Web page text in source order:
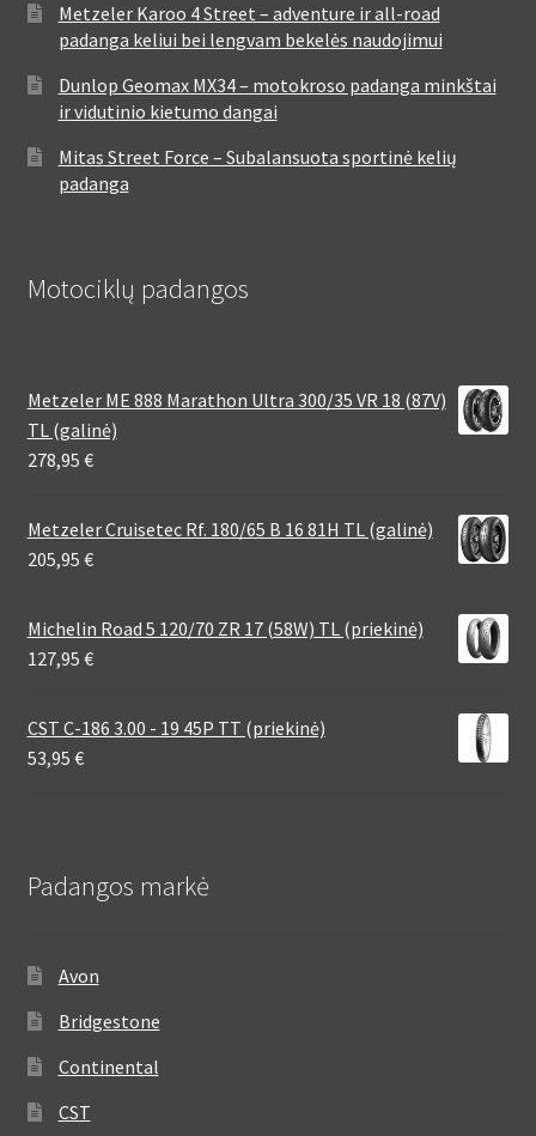
Metzeler Karoo 4 Street – adventure ir all-road
padanga keliui bei lengvam bekelės naudojimui
Dunlop Geomax MX34 – motokroso padanga minkštai
ir vidutinio kietumo dangai
Mitas Street Force – Subalansuota sportinė kelių
padanga
Motociklų padangos
Metzeler ME 888 Marathon Ultra 300/35 VR 18 (87V)
TL (galinė)
278,95 €
Metzeler Cruisetec Rf. 180/65 B 16 81H TL (galinė)
205,95 €
Michelin Road 5 120/70 ZR 17 (58W) TL (priekinė)
127,95 €
CST C-186 3.00 - 19 45P TT (priekinė)
53,95 €
Padangos markė
Avon
Bridgestone
Continental
CST